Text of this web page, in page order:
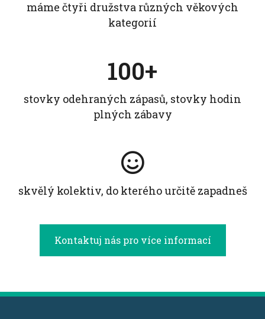
máme čtyři družstva různých věkových
kategorií
100+
stovky odehraných zápasů, stovky hodin
plných zábavy
skvělý kolektiv, do kterého určitě zapadneš
Kontaktuj nás pro více informací